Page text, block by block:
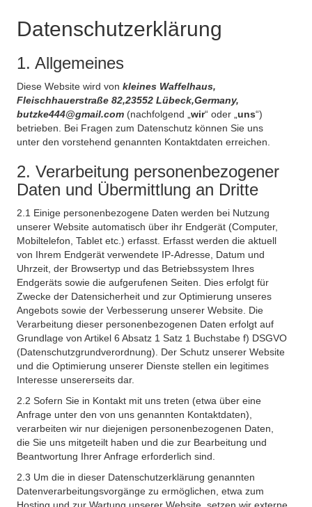
Datenschutzerklärung
1. Allgemeines
Diese Website wird von kleines Waffelhaus,
Fleischhauerstraße 82,23552 Lübeck,Germany,
butzke444@gmail.com (nachfolgend „ wir“ oder „ uns“)
betrieben. Bei Fragen zum Datenschutz können Sie uns
unter den vorstehend genannten Kontaktdaten erreichen.
2. Verarbeitung personenbezogener
Daten und Übermittlung an Dritte
2.1 Einige personenbezogene Daten werden bei Nutzung
unserer Website automatisch über ihr Endgerät (Computer,
Mobiltelefon, Tablet etc.) erfasst. Erfasst werden die aktuell
von Ihrem Endgerät verwendete IP-Adresse, Datum und
Uhrzeit, der Browsertyp und das Betriebssystem Ihres
Endgeräts sowie die aufgerufenen Seiten. Dies erfolgt für
Zwecke der Datensicherheit und zur Optimierung unseres
Angebots sowie der Verbesserung unserer Website. Die
Verarbeitung dieser personenbezogenen Daten erfolgt auf
Grundlage von Artikel 6 Absatz 1 Satz 1 Buchstabe f) DSGVO
(Datenschutzgrundverordnung). Der Schutz unserer Website
und die Optimierung unserer Dienste stellen ein legitimes
Interesse unsererseits dar.
2.2 Sofern Sie in Kontakt mit uns treten (etwa über eine
Anfrage unter den von uns genannten Kontaktdaten),
verarbeiten wir nur diejenigen personenbezogenen Daten,
die Sie uns mitgeteilt haben und die zur Bearbeitung und
Beantwortung Ihrer Anfrage erforderlich sind.
2.3 Um die in dieser Datenschutzerklärung genannten
Datenverarbeitungsvorgänge zu ermöglichen, etwa zum